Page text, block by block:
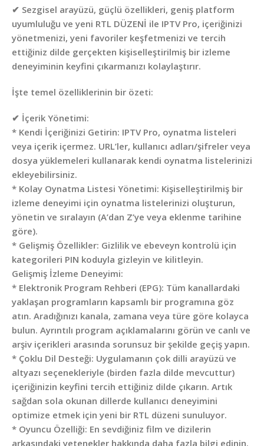
✔ Sezgisel arayüzü, güçlü özellikleri, geniş platform
uyumluluğu ve yeni RTL DÜZENİ ile IPTV Pro, içeriğinizi
yönetmenizi, yeni favoriler keşfetmenizi ve tercih
ettiğiniz dilde gerçekten kişiselleştirilmiş bir izleme
deneyiminin keyfini çıkarmanızı kolaylaştırır.
İşte temel özelliklerinin bir özeti:
✔ İçerik Yönetimi:
* Kendi İçeriğinizi Getirin: IPTV Pro, oynatma listeleri
veya içerik içermez. URL’ler, kullanıcı adları/şifreler veya
dosya yüklemeleri kullanarak kendi oynatma listelerinizi
ekleyebilirsiniz.
* Kolay Oynatma Listesi Yönetimi: Kişiselleştirilmiş bir
izleme deneyimi için oynatma listelerinizi oluşturun,
yönetin ve sıralayın (A’dan Z’ye veya eklenme tarihine
göre).
* Gelişmiş Özellikler: Gizlilik ve ebeveyn kontrolü için
kategorileri PIN koduyla gizleyin ve kilitleyin.
Gelişmiş İzleme Deneyimi:
* Elektronik Program Rehberi (EPG): Tüm kanallardaki
yaklaşan programların kapsamlı bir programına göz
atın. Aradığınızı kanala, zamana veya türe göre kolayca
bulun. Ayrıntılı program açıklamalarını görün ve canlı ve
arşiv içerikleri arasında sorunsuz bir şekilde geçiş yapın.
* Çoklu Dil Desteği: Uygulamanın çok dilli arayüzü ve
altyazı seçenekleriyle (birden fazla dilde mevcuttur)
içeriğinizin keyfini tercih ettiğiniz dilde çıkarın. Artık
sağdan sola okunan dillerde kullanıcı deneyimini
optimize etmek için yeni bir RTL düzeni sunuluyor.
* Oyuncu Özelliği: En sevdiğiniz film ve dizilerin
arkasındaki yetenekler hakkında daha fazla bilgi edinin.